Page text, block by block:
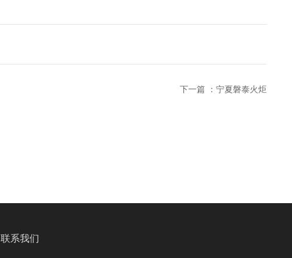
下一篇 ： 宁夏磐泰火炬
联系我们